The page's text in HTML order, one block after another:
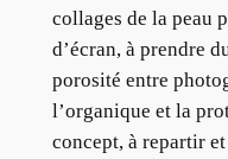
collages de la peau
d’écran, à prendre
porosité entre
l’organique et la
concept, à repartir